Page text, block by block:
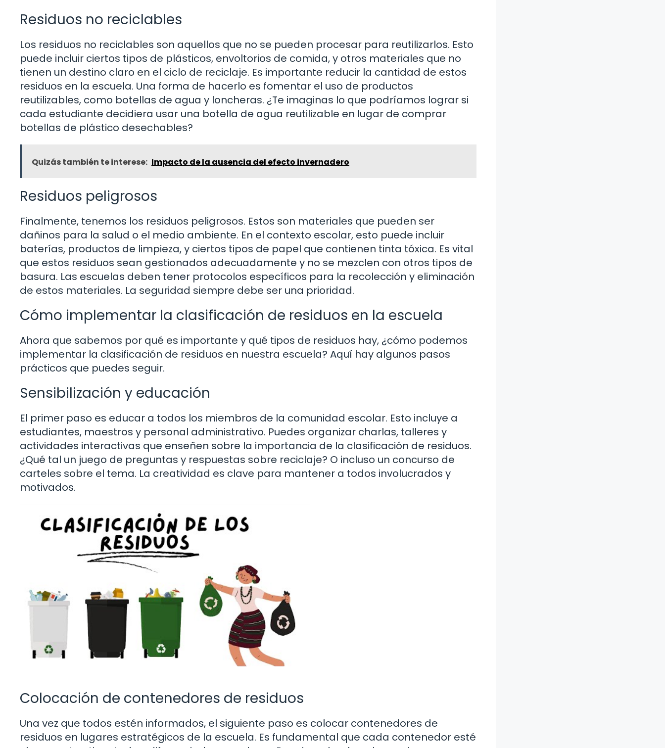
Residuos no reciclables
Los residuos no reciclables son aquellos que no se pueden procesar para reutilizarlos. Esto
puede incluir ciertos tipos de plásticos, envoltorios de comida, y otros materiales que no
tienen un destino claro en el ciclo de reciclaje. Es importante reducir la cantidad de estos
residuos en la escuela. Una forma de hacerlo es fomentar el uso de productos
reutilizables, como botellas de agua y loncheras. ¿Te imaginas lo que podríamos lograr si
cada estudiante decidiera usar una botella de agua reutilizable en lugar de comprar
botellas de plástico desechables?
Quizás también te interese: Impacto de la ausencia del efecto invernadero
Residuos peligrosos
Finalmente, tenemos los residuos peligrosos. Estos son materiales que pueden ser
dañinos para la salud o el medio ambiente. En el contexto escolar, esto puede incluir
baterías, productos de limpieza, y ciertos tipos de papel que contienen tinta tóxica. Es vital
que estos residuos sean gestionados adecuadamente y no se mezclen con otros tipos de
basura. Las escuelas deben tener protocolos específicos para la recolección y eliminación
de estos materiales. La seguridad siempre debe ser una prioridad.
Cómo implementar la clasificación de residuos en la escuela
Ahora que sabemos por qué es importante y qué tipos de residuos hay, ¿cómo podemos
implementar la clasificación de residuos en nuestra escuela? Aquí hay algunos pasos
prácticos que puedes seguir.
Sensibilización y educación
El primer paso es educar a todos los miembros de la comunidad escolar. Esto incluye a
estudiantes, maestros y personal administrativo. Puedes organizar charlas, talleres y
actividades interactivas que enseñen sobre la importancia de la clasificación de residuos.
¿Qué tal un juego de preguntas y respuestas sobre reciclaje? O incluso un concurso de
carteles sobre el tema. La creatividad es clave para mantener a todos involucrados y
motivados.
Colocación de contenedores de residuos
Una vez que todos estén informados, el siguiente paso es colocar contenedores de
residuos en lugares estratégicos de la escuela. Es fundamental que cada contenedor esté